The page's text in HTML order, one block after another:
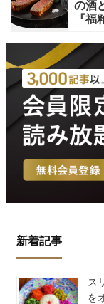
の酒
『福
新着記事
ス
を